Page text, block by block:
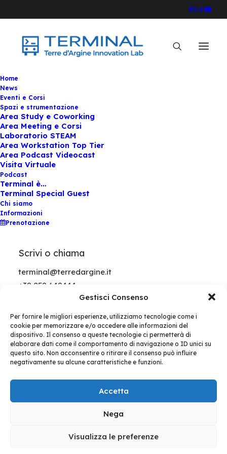
Gestisci Consenso
Per fornire le migliori esperienze, utilizziamo tecnologie come i
cookie per memorizzare e/o accedere alle informazioni del
dispositivo. Il consenso a queste tecnologie ci permetterà di
elaborare dati come il comportamento di navigazione o ID unici su
questo sito. Non acconsentire o ritirare il consenso può influire
negativamente su alcune caratteristiche e funzioni.
Accetta
Nega
Visualizza le preferenze
Home
News
Eventi e Corsi
Spazi e strumentazione
Area Study e Coworking
Area Meeting e Corsi
Laboratorio STEAM
Area Workstation Top Tier
Area Podcast Videocast
Visita Virtuale
Podcast
Terminal è…
Terminal Special Guest
Chi siamo
Informazioni
Prenotazione
Scrivi o chiama
terminal@terredargine.it
+39 059 649444
Mercoledì 13 maggio
onlife
Nell’ambito del progetto “Oltre al
Punto”, dedicato alla…
by Terminal Staff
© 2026 Terminal. Tutti i diritti riservati